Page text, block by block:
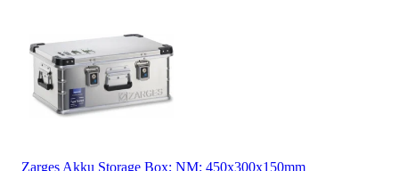
Zarges Akku Storage Box; NM: 450x300x150mm